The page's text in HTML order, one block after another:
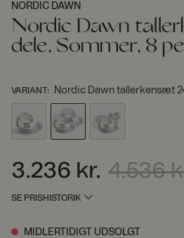
NORDIC DAWN
Nordic Dawn
dele, Sommer, 8
VARIANT: Nordic Dawn tallerkensæt
Nuværende pris 3.236 kr.
3.236 kr. 4.536
SE PRISHISTORIK
MIDLERTIDIGT UDSOLGT